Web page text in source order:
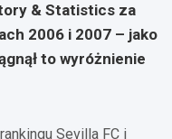
& Statistics za
2006 i 2007 – jako
to wyróżnienie
Sevilla FC i